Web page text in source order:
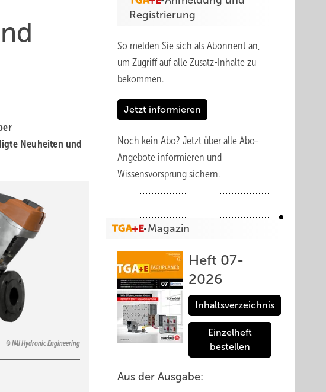
Neuheiten und
IMI Hydronic Engineering
Registrierung
So melden Sie sich als Abonnent an,
um Zugriff auf alle Zusatz-Inhalte zu
bekommen.
Jetzt informieren
Noch kein Abo? Jetzt über alle Abo-
Angebote informieren und
Wissensvorsprung sichern.
Magazin
Heft 07-
2026
Inhaltsverzeichnis
Einzelheft
bestellen
Aus der Ausgabe: